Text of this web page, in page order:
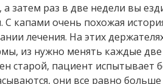
затем раз в две недели вы
капами очень похожая
лечения. На этих
из нужно менять каждые две
старой, пациент испытывает
они все равно больше